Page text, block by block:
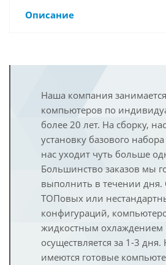
Описание
Наша компания
компьютеров по
более 20 лет. На сборку,
установку базового
нас уходит чуть больше
Большинство заказов мы
выполнить в течении дня.
ТОПовых или
конфигураций,
жидкостным охлаждением
осуществляется за 1-3 дня.
имеются готовые